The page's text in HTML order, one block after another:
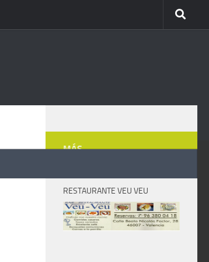
MÁS
RESTAURANTE VEU VEU